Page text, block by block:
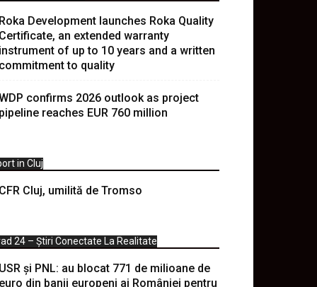
Roka Development launches Roka Quality
Certificate, an extended warranty
instrument of up to 10 years and a written
commitment to quality
confirms 2026 outlook as project
pipeline reaches EUR 760 million
in Cluj
CFR Cluj, umilită de Tromso
24 – Știri Conectate La Realitate
USR și PNL: au blocat 771 de milioane de
euro din banii europeni ai României pentru